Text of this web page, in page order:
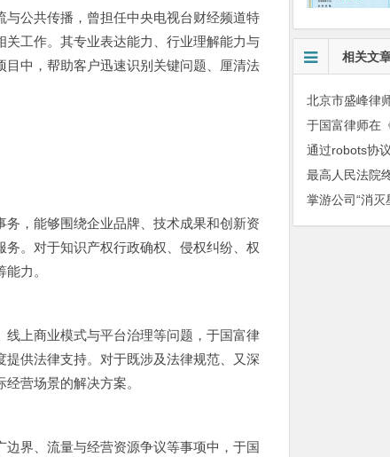
公共传播，曾担任中央电视台财经频道特
工作。其专业表达能力、行业理解能力与
中，帮助客户迅速识别关键问题、厘清法
，能够围绕企业品牌、技术成果和创新资
。对于知识产权行政确权、侵权纠纷、权
力。
上商业模式与平台治理等问题，于国富律
供法律支持。对于既涉及法律规范、又深
营场景的解决方案。
界、流量与经营资源争议等事项中，于国
相关文